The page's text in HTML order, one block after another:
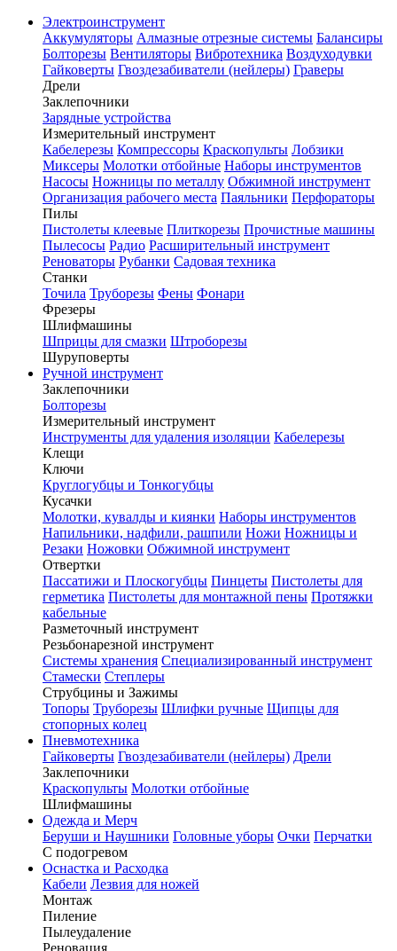
Электроинструмент
Аккумуляторы Алмазные отрезные системы Балансиры
Болторезы Вентиляторы Вибротехника Воздуходувки
Гайковерты Гвоздезабиватели (нейлеры) Граверы
Дрели
Заклепочники
Зарядные устройства
Измерительный инструмент
Кабелерезы Компрессоры Краскопульты Лобзики
Миксеры Молотки отбойные Наборы инструментов
Насосы Ножницы по металлу Обжимной инструмент
Организация рабочего места Паяльники Перфораторы
Пилы
Пистолеты клеевые Плиткорезы Прочистные машины
Пылесосы Радио Расширительный инструмент
Реноваторы Рубанки Садовая техника
Станки
Точила Труборезы Фены Фонари
Фрезеры
Шлифмашины
Шприцы для смазки Штроборезы
Шуруповерты
Ручной инструмент
Заклепочники
Болторезы
Измерительный инструмент
Инструменты для удаления изоляции Кабелерезы
Клещи
Ключи
Круглогубцы и Тонкогубцы
Кусачки
Молотки, кувалды и киянки Наборы инструментов
Напильники, надфили, рашпили Ножи Ножницы и
Резаки Ножовки Обжимной инструмент
Отвертки
Пассатижи и Плоскогубцы Пинцеты Пистолеты для
герметика Пистолеты для монтажной пены Протяжки
кабельные
Разметочный инструмент
Резьбонарезной инструмент
Системы хранения Специализированный инструмент
Стамески Степлеры
Струбцины и Зажимы
Топоры Труборезы Шлифки ручные Щипцы для
стопорных колец
Пневмотехника
Гайковерты Гвоздезабиватели (нейлеры) Дрели
Заклепочники
Краскопульты Молотки отбойные
Шлифмашины
Одежда и Мерч
Беруши и Наушники Головные уборы Очки Перчатки
С подогревом
Оснастка и Расходка
Кабели Лезвия для ножей
Монтаж
Пиление
Пылеудаление
Реновация